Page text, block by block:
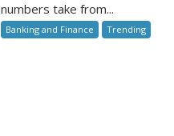
numbers take from...
Banking and Finance Trending